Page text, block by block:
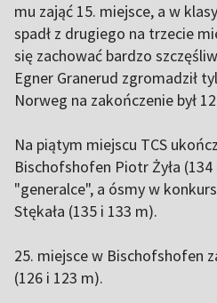
mu zająć 15. miejsce, a w
spadł z drugiego na trzecie
się zachować bardzo
Egner Granerud zgromadził
Norweg na zakończenie był
Na piątym miejscu TCS
Bischofshofen Piotr Żyła
"generalce", a ósmy w
Stękała (135 i 133 m).
25. miejsce w Bischofshofen
(126 i 123 m).